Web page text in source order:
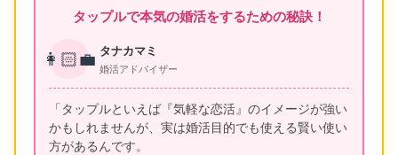
タップルで本気の婚活をするための秘訣！
👩🏻‍💼 タナカマミ
婚活アドバイザー
「タップルといえば『気軽な恋活』のイメージが強い
かもしれませんが、実は婚活目的でも使える賢い使い
方があるんです。